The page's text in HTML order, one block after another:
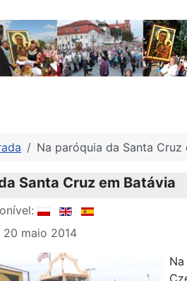
Na paróquia da Santa Cruz
Santa Cruz em Batávia
20 maio 2014